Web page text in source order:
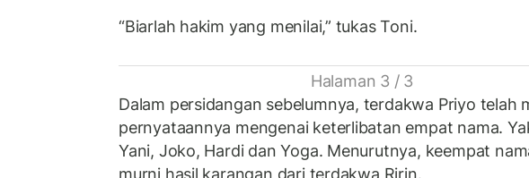
“Biarlah hakim yang menilai,” tukas Toni.
Halaman 3 / 3
Dalam persidangan sebelumnya, terdakwa Priyo telah
pernyataannya mengenai keterlibatan empat nama.
Yani, Joko, Hardi dan Yoga. Menurutnya, keempat
murni hasil karangan dari terdakwa Ririn.